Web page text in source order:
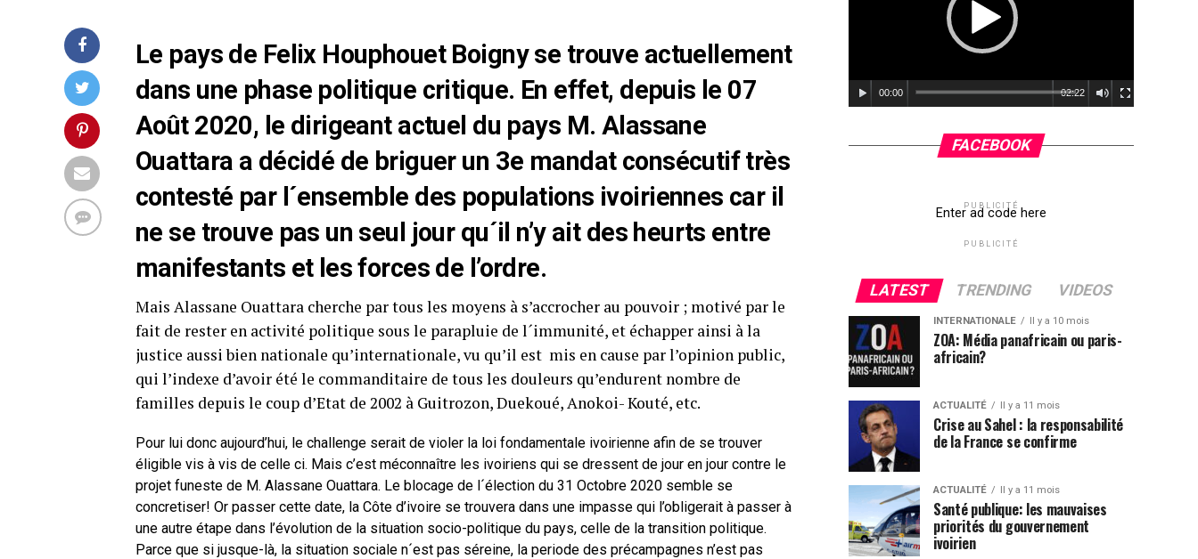
Le pays de Felix Houphouet Boigny se trouve actuellement
dans une phase politique critique. En effet, depuis le 07
Août 2020, le dirigeant actuel du pays M. Alassane
Ouattara a décidé de briguer un 3e mandat consécutif très
contesté par l´ensemble des populations ivoiriennes car il
ne se trouve pas un seul jour qu´il n’y ait des heurts entre
manifestants et les forces de l’ordre.
Mais Alassane Ouattara cherche par tous les moyens à s’accrocher au pouvoir ; motivé par le
fait de rester en activité politique sous le parapluie de l´immunité, et échapper ainsi à la
justice aussi bien nationale qu’internationale, vu qu’il est mis en cause par l’opinion public,
qui l’indexe d’avoir été le commanditaire de tous les douleurs qu’endurent nombre de
familles depuis le coup d’Etat de 2002 à Guitrozon, Duekoué, Anokoi- Kouté, etc.
Pour lui donc aujourd’hui, le challenge serait de violer la loi fondamentale ivoirienne afin de se trouver
éligible vis à vis de celle ci. Mais c’est méconnaître les ivoiriens qui se dressent de jour en jour contre le
projet funeste de M. Alassane Ouattara. Le blocage de l´élection du 31 Octobre 2020 semble se
concretiser! Or passer cette date, la Côte d’ivoire se trouvera dans une impasse qui l’obligerait à passer à
une autre étape dans l’évolution de la situation socio-politique du pays, celle de la transition politique.
Parce que si jusque-là, la situation sociale n´est pas séreine, la periode des précampagnes n’est pas
00:00 02:22
FACEBOOK
PUBLICITÉ
Enter ad code here
PUBLICITÉ
LATEST TRENDING VIDEOS
INTERNATIONALE Il y a 10 mois
ZOA: Média panafricain ou paris-
africain?
ACTUALITÉ Il y a 11 mois
Crise au Sahel : la responsabilité
de la France se confirme
ACTUALITÉ Il y a 11 mois
Santé publique: les mauvaises
priorités du gouvernement
ivoirien